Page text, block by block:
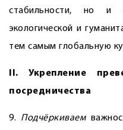
стабильности, но и
экологической и
тем самым глобальную
II. Укрепление
посредничества
9. Подчёркиваем